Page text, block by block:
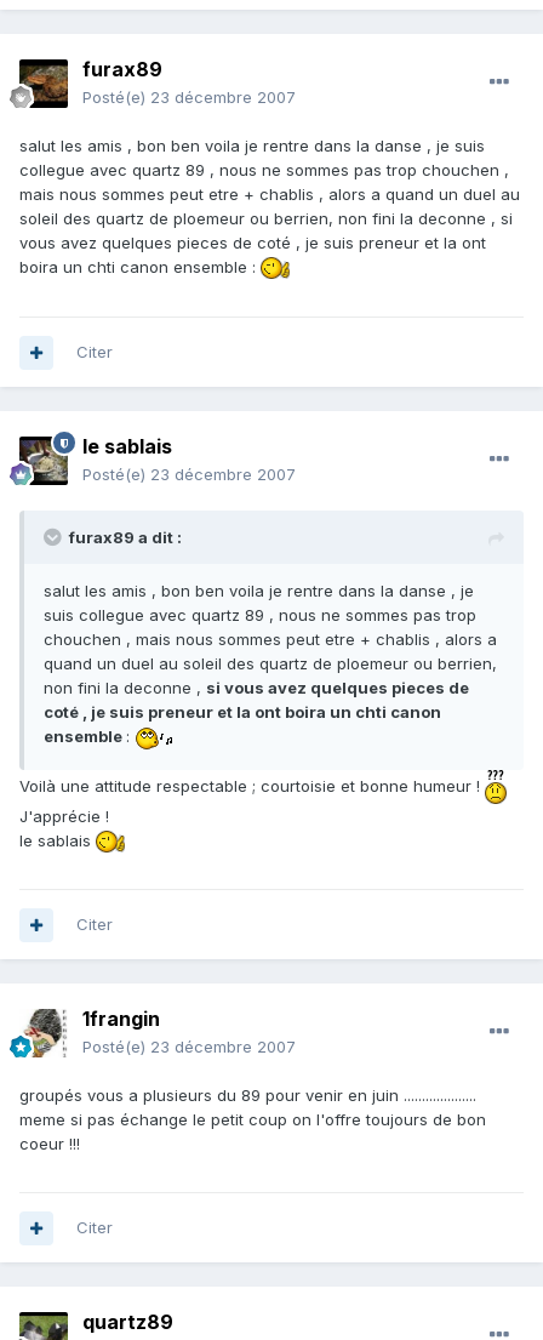
furax89
Posté(e) 23 décembre 2007
salut les amis , bon ben voila je rentre dans la danse , je suis
collegue avec quartz 89 , nous ne sommes pas trop chouchen ,
mais nous sommes peut etre + chablis , alors a quand un duel au
soleil des quartz de ploemeur ou berrien, non fini la deconne , si
vous avez quelques pieces de coté , je suis preneur et la ont
boira un chti canon ensemble :
Citer
le sablais
Posté(e) 23 décembre 2007
furax89 a dit :
salut les amis , bon ben voila je rentre dans la danse , je
suis collegue avec quartz 89 , nous ne sommes pas trop
chouchen , mais nous sommes peut etre + chablis , alors a
quand un duel au soleil des quartz de ploemeur ou berrien,
non fini la deconne , si vous avez quelques pieces de
coté , je suis preneur et la ont boira un chti canon
ensemble :
Voilà une attitude respectable ; courtoisie et bonne humeur !
J'apprécie !
le sablais
Citer
1frangin
Posté(e) 23 décembre 2007
groupés vous a plusieurs du 89 pour venir en juin ....................
meme si pas échange le petit coup on l'offre toujours de bon
coeur !!!
Citer
quartz89